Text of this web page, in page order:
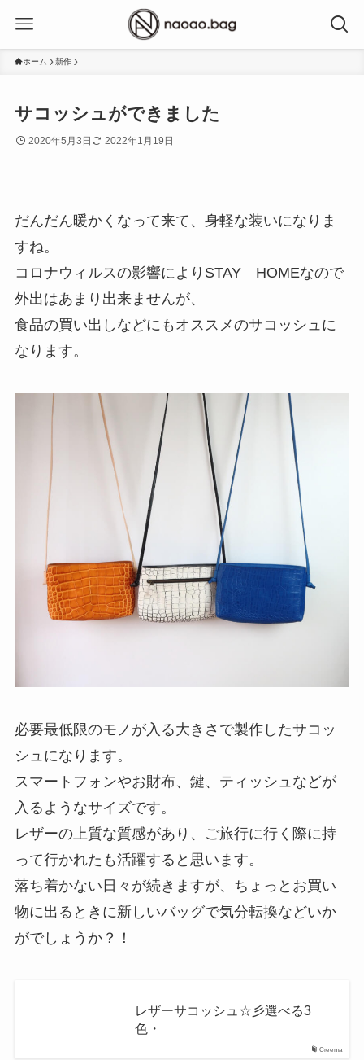
ホーム 新作
サコッシュができました
2020年5月3日 2022年1月19日
だんだん暖かくなって来て、身軽な装いになりま
すね。
コロナウィルスの影響によりSTAY HOMEなので
外出はあまり出来ませんが、
食品の買い出しなどにもオススメのサコッシュに
なります。
必要最低限のモノが入る大きさで製作したサコッ
シュになります。
スマートフォンやお財布、鍵、ティッシュなどが
入るようなサイズです。
レザーの上質な質感があり、ご旅行に行く際に持
って行かれたも活躍すると思います。
落ち着かない日々が続きますが、ちょっとお買い
物に出るときに新しいバッグで気分転換などいか
がでしょうか？！
Creema
レザーサコッシュ☆彡選べる3
色・